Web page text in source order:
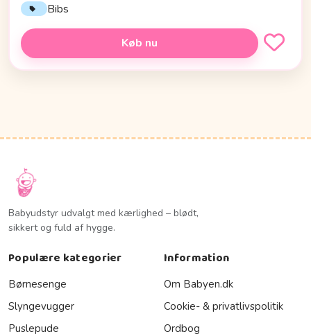
Bibs
Køb nu
Babyudstyr udvalgt med kærlighed – blødt,
sikkert og fuld af hygge.
Populære kategorier
Børnesenge
Slyngevugger
Puslepude
Information
Om Babyen.dk
Cookie- & privatlivspolitik
Ordbog